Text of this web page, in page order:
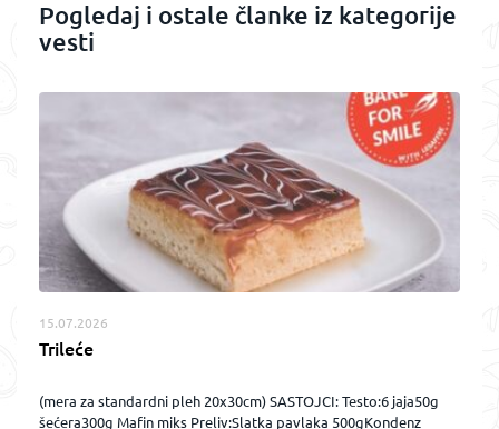
Pogledaj i ostale članke iz kategorije
vesti
15.07.2026
Trileće
(mera za standardni pleh 20x30cm) SASTOJCI: Testo:6 jaja50g
šećera300g Mafin miks Preliv:Slatka pavlaka 500gKondenz